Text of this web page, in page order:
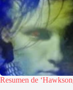
Resumen de